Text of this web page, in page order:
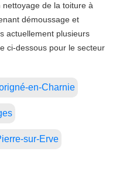
de la toiture à
démoussage et
actuellement plusieurs
ci-dessous pour le secteur
en-Charnie
sur-Erve